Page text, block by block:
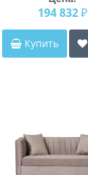
194 832 ₽
Купить